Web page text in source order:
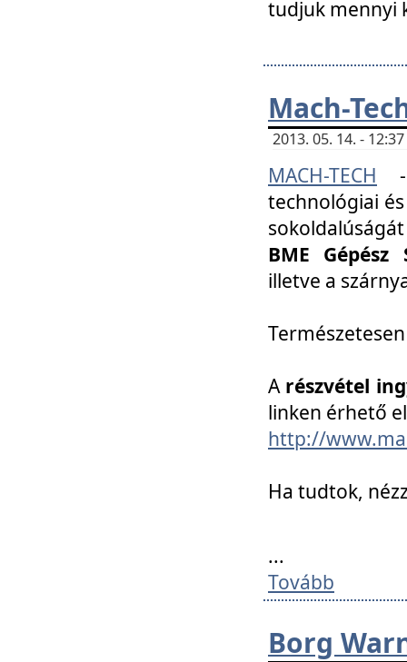
tudjuk mennyi
Mach-
2013. 05. 14. -
MACH-TECH
technológiai
BME
illetve a
A részvétel
linken érhető
http://
Ha tudtok,
...
Tovább
Borg